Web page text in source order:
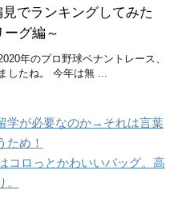
でランキングしてみた
ーグ編～
年のプロ野球ペナントレース、
したね。 今年は無 ...
学が必要なのか→それは言葉
ため！
コロっとかわいいバッグ。高